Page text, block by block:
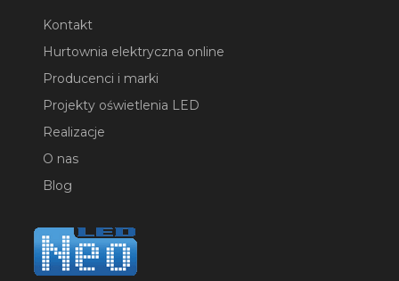
Kontakt
Hurtownia elektryczna online
Producenci i marki
Projekty oświetlenia LED
Realizacje
O nas
Blog